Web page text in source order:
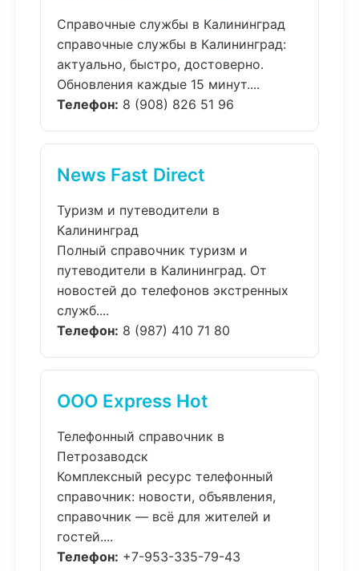
Справочные службы в Калининград
справочные службы в Калининград:
актуально, быстро, достоверно.
Обновления каждые 15 минут....
Телефон: 8 (908) 826 51 96
News Fast Direct
Туризм и путеводители в
Калининград
Полный справочник туризм и
путеводители в Калининград. От
новостей до телефонов экстренных
служб....
Телефон: 8 (987) 410 71 80
ООО Express Hot
Телефонный справочник в
Петрозаводск
Комплексный ресурс телефонный
справочник: новости, объявления,
справочник — всё для жителей и
гостей....
Телефон: +7-953-335-79-43